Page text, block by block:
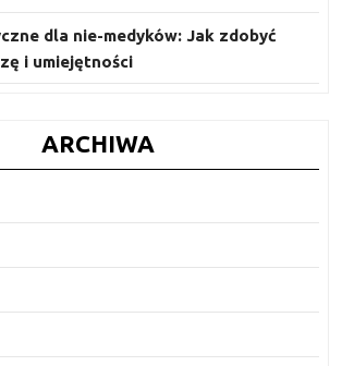
dla nie-medyków: Jak zdobyć
i umiejętności
ARCHIWA